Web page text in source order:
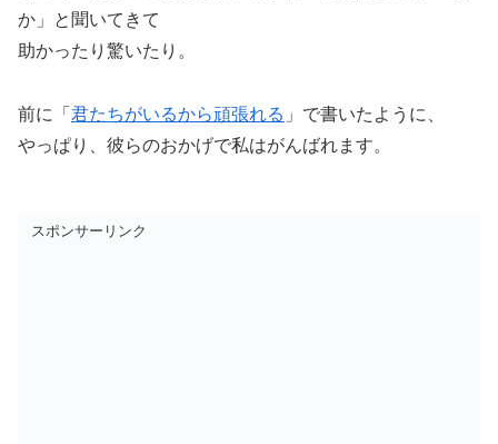
か」と聞いてきて
助かったり驚いたり。
前に「 君たちがいるから頑張れる 」で書いたように、
やっぱり、彼らのおかげで私はがんばれます。
スポンサーリンク